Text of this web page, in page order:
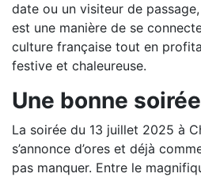
date ou un visiteur de
est une manière de se
culture française tout en
festive et chaleureuse.
Une bonne soirée
La soirée du 13 juillet 2025 à
s’annonce d’ores et déjà
pas manquer. Entre le